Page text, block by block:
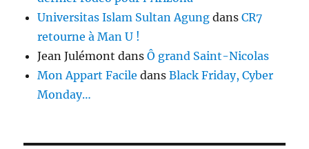
Universitas Islam Sultan Agung dansCR7
retourne à Man U !
Jean Julémont dansÔ grand Saint-Nicolas
Mon Appart Facile dansBlack Friday, Cyber
Monday…